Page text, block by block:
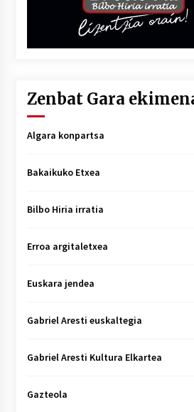
Zenbat Gara
Algara konpartsa
Bakaikuko Etxea
Bilbo Hiria irratia
Erroa argitaletxea
Euskara jendea
Gabriel Aresti euskaltegia
Gabriel Aresti Kultura Elkartea
Gazteola